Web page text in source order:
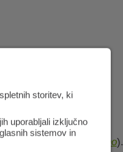
Rekono? - Rekono).
storitev, ki
uporabljali izključno
sistemov in